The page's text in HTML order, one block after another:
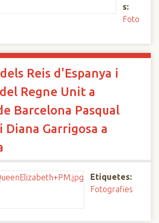
s:
Foto
Reis d'Espanya i
Regne Unit a
Barcelona Pasqual
Diana Garrigosa a
Etiquetes:
Fotografies